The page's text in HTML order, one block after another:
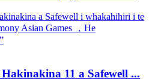
11 a Safewell ...